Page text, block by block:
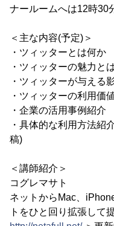
ナールームへは12時30
＜主な内容(予定)＞
・ツィッターとは何か
・ツィッターの魅力と
・ツィッターが与える
・ツィッターの利用価
・企業の活用事例紹介
・具体的な利用方法紹
稿)
＜講師紹介＞
コグレマサト
ネットからMac、
トをひと回り拡張して